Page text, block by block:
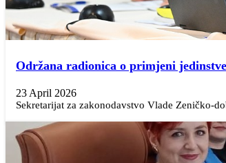
Održana radionica o primjeni
23 April 2026
Sekretarijat za zakonodavstvo Vlade Zeničko-